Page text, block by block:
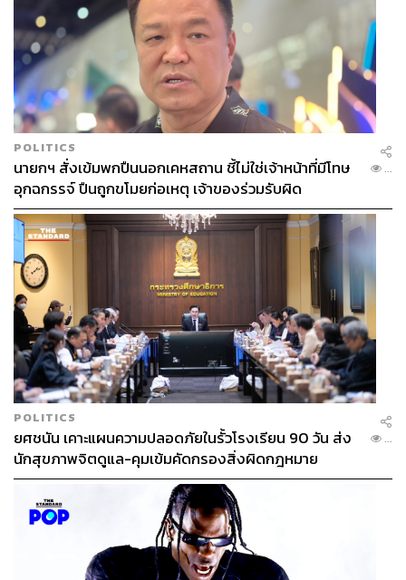
POLITICS
นายกฯ สั่งเข้มพกปืนนอกเคหสถาน ชี้ไม่ใช่เจ้าหน้าที่มีโทษ
อุกฉกรรจ์ ปืนถูกขโมยก่อเหตุ เจ้าของร่วมรับผิด
...
POLITICS
ยศชนัน เคาะแผนความปลอดภัยในรั้วโรงเรียน 90 วัน ส่ง
นักสุขภาพจิตดูแล-คุมเข้มคัดกรองสิ่งผิดกฎหมาย
...